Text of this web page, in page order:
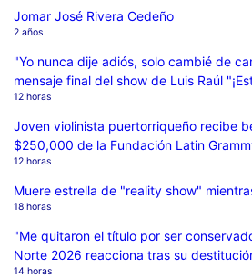
Jomar José Rivera Cedeño
2 años
"Yo nunca dije adiós, solo cambié de
mensaje final del show de Luis Raúl
12 horas
Joven violinista puertorriqueño recibe
$250,000 de la Fundación Latin
12 horas
Muere estrella de "reality show"
18 horas
"Me quitaron el título por ser
Norte 2026 reacciona tras su
14 horas